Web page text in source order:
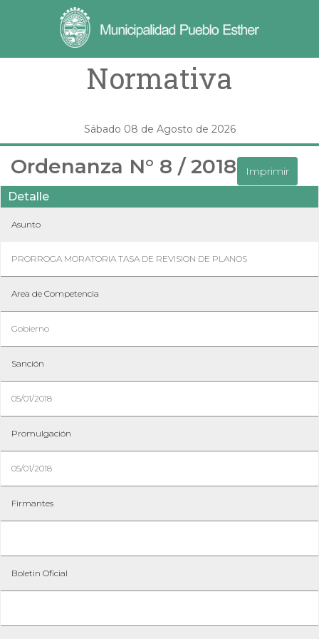
Normativa
Sábado 08 de Agosto de 2026
Imprimir
Ordenanza N° 8 / 2018
Detalle
Asunto
PRORROGA MORATORIA TASA DE REVISION DE PLANOS
Area de Competencia
Gobierno
Sanción
05/01/2018
Promulgación
05/01/2018
Firmantes
Boletin Oficial